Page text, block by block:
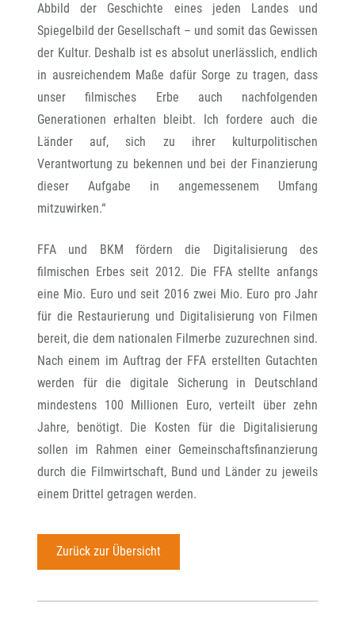
Abbild der Geschichte eines jeden Landes und
Spiegelbild der Gesellschaft – und somit das Gewissen
der Kultur. Deshalb ist es absolut unerlässlich, endlich
in ausreichendem Maße dafür Sorge zu tragen, dass
unser filmisches Erbe auch nachfolgenden
Generationen erhalten bleibt. Ich fordere auch die
Länder auf, sich zu ihrer kulturpolitischen
Verantwortung zu bekennen und bei der Finanzierung
dieser Aufgabe in angemessenem Umfang
mitzuwirken.“
FFA und BKM fördern die Digitalisierung des
filmischen Erbes seit 2012. Die FFA stellte anfangs
eine Mio. Euro und seit 2016 zwei Mio. Euro pro Jahr
für die Restaurierung und Digitalisierung von Filmen
bereit, die dem nationalen Filmerbe zuzurechnen sind.
Nach einem im Auftrag der FFA erstellten Gutachten
werden für die digitale Sicherung in Deutschland
mindestens 100 Millionen Euro, verteilt über zehn
Jahre, benötigt. Die Kosten für die Digitalisierung
sollen im Rahmen einer Gemeinschaftsfinanzierung
durch die Filmwirtschaft, Bund und Länder zu jeweils
einem Drittel getragen werden.
Zurück zur Übersicht